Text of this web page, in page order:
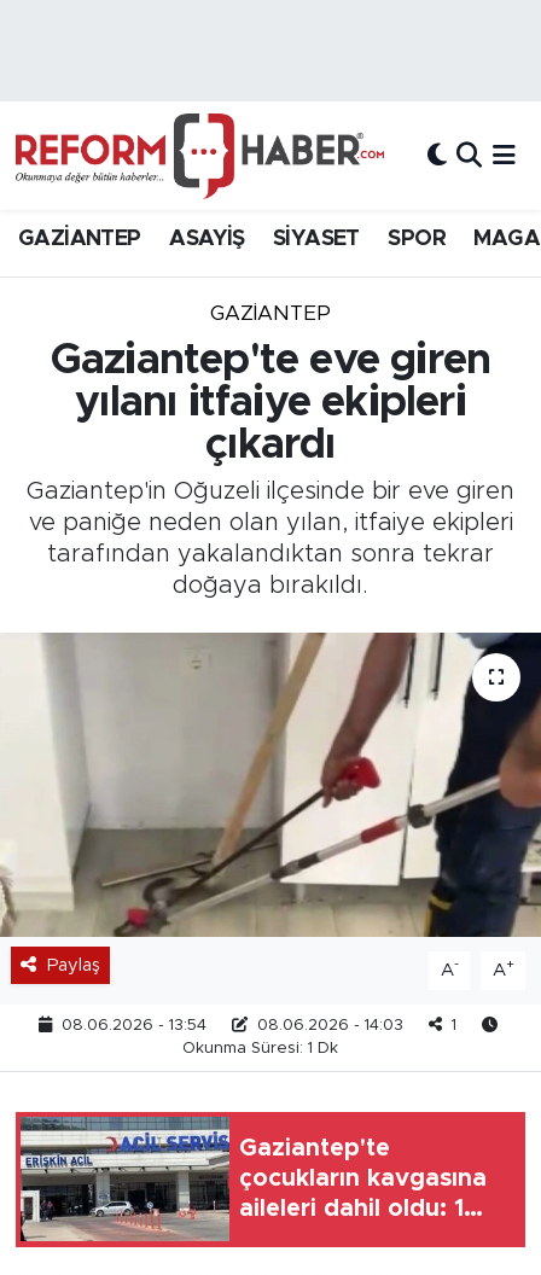
GAZİANTEP ASAYİŞ SİYASET SPOR
GAZIANTEP
Gaziantep'te eve giren
yılanı itfaiye ekipleri
çıkardı
Gaziantep'in Oğuzeli ilçesinde bir eve giren
ve paniğe neden olan yılan, itfaiye ekipleri
tarafından yakalandıktan sonra tekrar
doğaya bırakıldı.
Paylaş A- A+
08.06.2026 - 13:54 08.06.2026 - 14:03
1
Okunma Süresi: 1 Dk
Gaziantep'te
çocukların kavgasına
aileleri dahil oldu: 1
Hava Durumu
Süper Lig Puan Durumu ve Fikstür
Tüm Manşetler
Son Dakika Haberleri